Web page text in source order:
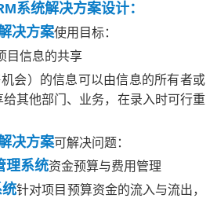
系统解决方案设计：
决方案使用目标：
目信息的共享
会）的信息可以由信息的所有者或
其他部门、业务，在录入时可行重
决方案可解决问题：
理系统资金预算与费用管理
针对项目预算资金的流入与流出，